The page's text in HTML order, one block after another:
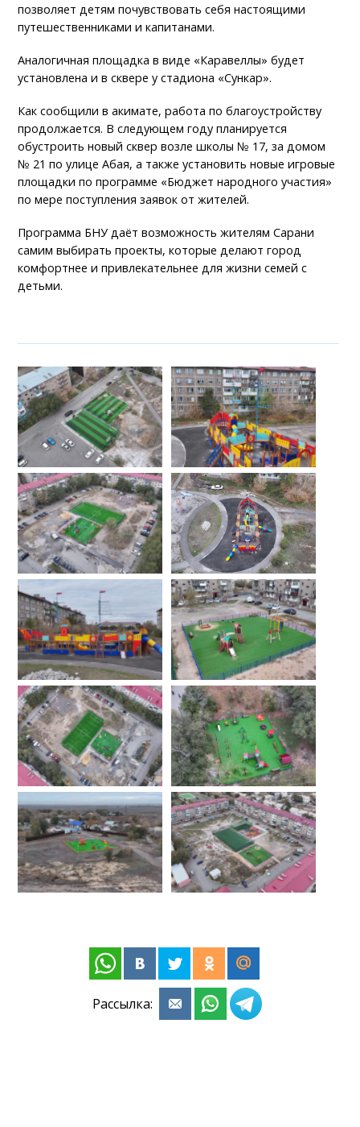
позволяет детям почувствовать себя настоящими
путешественниками и капитанами.
Аналогичная площадка в виде «Каравеллы» будет
установлена и в сквере у стадиона «Сункар».
Как сообщили в акимате, работа по благоустройству
продолжается. В следующем году планируется
обустроить новый сквер возле школы № 17, за домом
№ 21 по улице Абая, а также установить новые игровые
площадки по программе «Бюджет народного участия»
по мере поступления заявок от жителей.
Программа БНУ даёт возможность жителям Сарани
самим выбирать проекты, которые делают город
комфортнее и привлекательнее для жизни семей с
детьми.
Рассылка: